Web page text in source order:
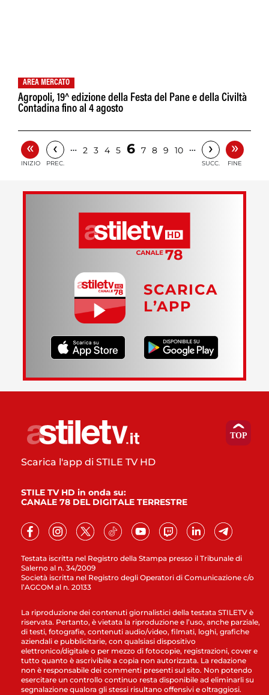
AREA MERCATO
Agropoli, 19^ edizione della Festa del Pane e della Civiltà
Contadina fino al 4 agosto
«
INIZIO
‹
PREC.
… 2 3 4 5 6 7 8 9 10 … ›
SUCC.
»
FINE
SCARICA
L’APP
Testata iscritta nel Registro della Stampa presso il Tribunale di
Salerno al n. 34/2009
Società iscritta nel Registro degli Operatori di Comunicazione c/o
l’AGCOM al n. 20133
Scarica l'app di STILE TV HD
STILE TV HD in onda su:
CANALE 78 DEL DIGITALE TERRESTRE
La riproduzione dei contenuti giornalistici della testata STILETV è
riservata. Pertanto, è vietata la riproduzione e l’uso, anche parziale,
di testi, fotografie, contenuti audio/video, filmati, loghi, grafiche
aziendali e pubblicitarie, con qualsiasi dispositivo
elettronico/digitale o per mezzo di fotocopie, registrazioni, cover e
tutto quanto è ascrivibile a copia non autorizzata. La redazione
non è responsabile dei commenti presenti sul sito. Non potendo
esercitare un controllo continuo resta disponibile ad eliminarli su
segnalazione qualora gli stessi risultano offensivi e oltraggiosi.